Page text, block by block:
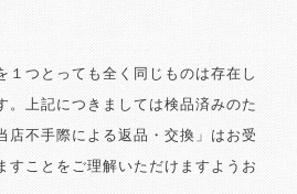
１つとっても全く同じものは存在し
。上記につきましては検品済みのた
店不手際による返品・交換」はお受
すことをご理解いただけますようお